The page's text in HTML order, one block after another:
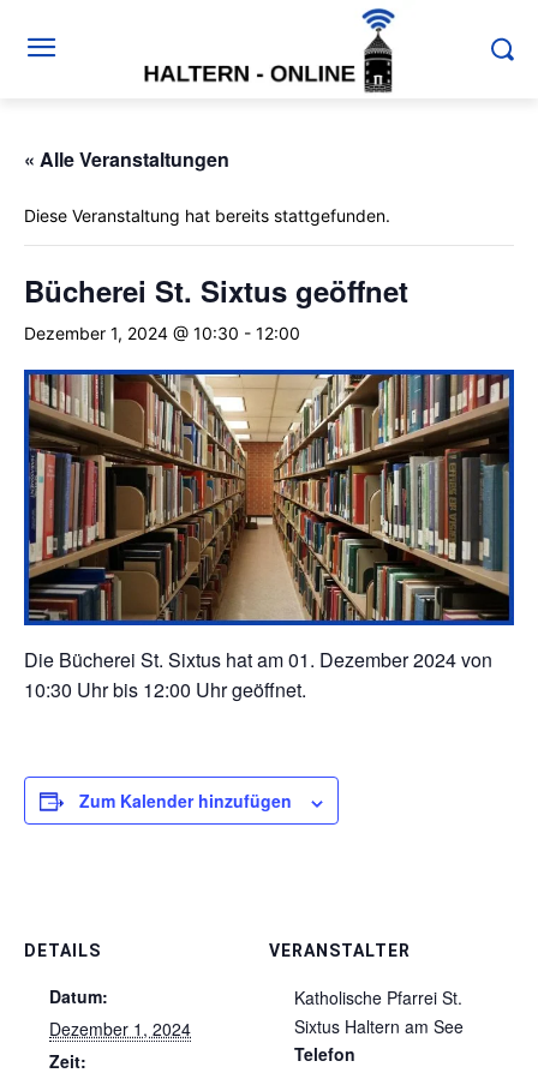
« Alle Veranstaltungen
Diese Veranstaltung hat bereits stattgefunden.
Bücherei St. Sixtus geöffnet
Dezember 1, 2024 @ 10:30 - 12:00
Die Bücherei St. Sixtus hat am 01. Dezember 2024 von
10:30 Uhr bis 12:00 Uhr geöffnet.
Zum Kalender hinzufügen
DETAILS
Datum:
Dezember 1, 2024
Zeit:
VERANSTALTER
Katholische Pfarrei St.
Sixtus Haltern am See
Telefon